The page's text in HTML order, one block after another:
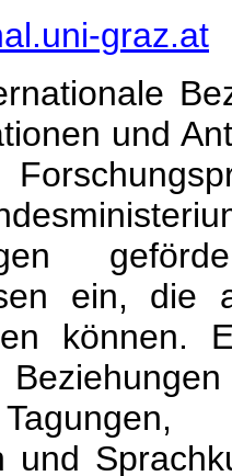
graz.at
und
ein, die
können.
und